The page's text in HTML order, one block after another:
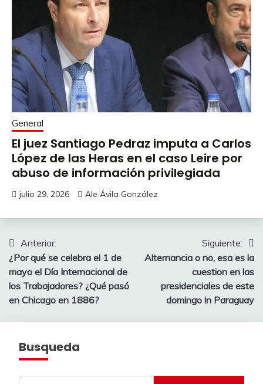
General
El juez Santiago Pedraz imputa a Carlos
López de las Heras en el caso Leire por
abuso de información privilegiada
julio 29, 2026 Ale Ávila González
Navegación
de
entradas
Anterior:
¿Por qué se celebra el 1 de
mayo el Día Internacional de
los Trabajadores? ¿Qué pasó
en Chicago en 1886?
Siguiente:
Alternancia o no, esa es la
cuestion en las
presidenciales de este
domingo in Paraguay
Busqueda